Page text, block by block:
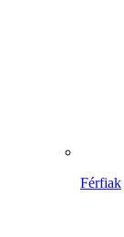
Férfiak